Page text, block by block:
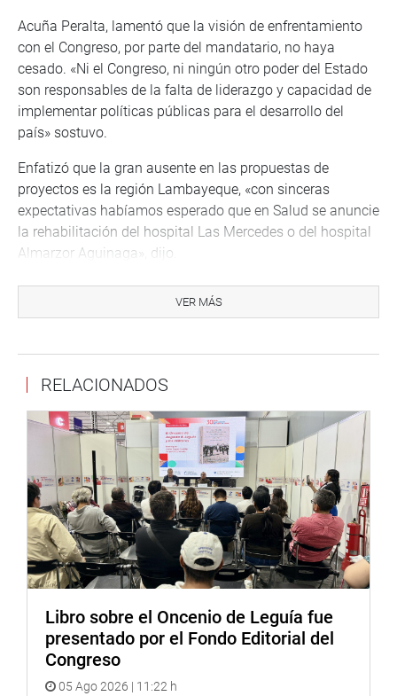
Acuña Peralta, lamentó que la visión de enfrentamiento
con el Congreso, por parte del mandatario, no haya
cesado. «Ni el Congreso, ni ningún otro poder del Estado
son responsables de la falta de liderazgo y capacidad de
implementar políticas públicas para el desarrollo del
país» sostuvo.
Enfatizó que la gran ausente en las propuestas de
proyectos es la región Lambayeque, «con sinceras
expectativas habíamos esperado que en Salud se anuncie
la rehabilitación del hospital Las Mercedes o del hospital
Almarzor Aguinaga», dijo.
Asimismo, criticó el silencio absoluto en el mensaje,
respecto al terminal portuario y la esperada solución
VER MÁS
RELACIONADOS
Libro sobre el Oncenio de Leguía fue
presentado por el Fondo Editorial del
Congreso
05 Ago 2026 | 11:22 h